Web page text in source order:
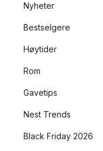
Nyheter
Bestselgere
Høytider
Rom
Gavetips
Nest Trends
Black Friday 2026